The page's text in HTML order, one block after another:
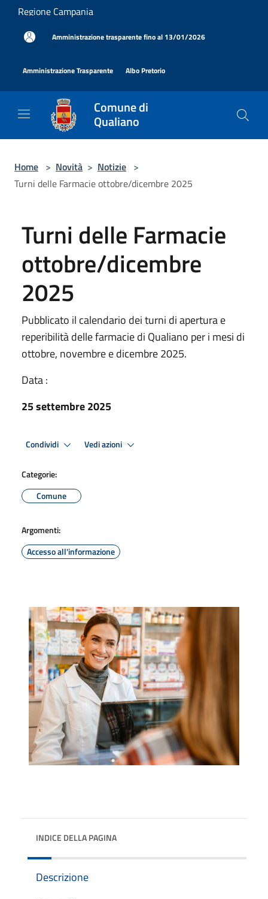
Salta al contenuto principale
Regione Campania
Amministrazione trasparente fino al 13/01/2026
Amministrazione Trasparente Albo Pretorio
Comune di
Qualiano
Home > Novità > Notizie >
Turni delle Farmacie ottobre/dicembre 2025
Turni delle Farmacie
ottobre/dicembre
2025
Pubblicato il calendario dei turni di apertura e
reperibilità delle farmacie di Qualiano per i mesi di
ottobre, novembre e dicembre 2025.
Data :
25 settembre 2025
Condividi Vedi azioni
Categorie:
Comune
Argomenti:
Accesso all'informazione
INDICE DELLA PAGINA
Descrizione